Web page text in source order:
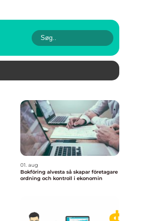
01. aug
Bokföring alvesta så skapar företagare
ordning och kontroll i ekonomin